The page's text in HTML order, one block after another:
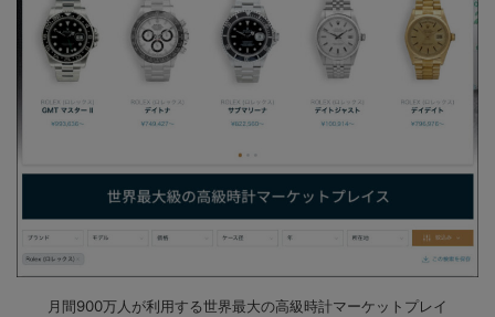
月間900万人が利用する世界最大の高級時計マーケットプレイ